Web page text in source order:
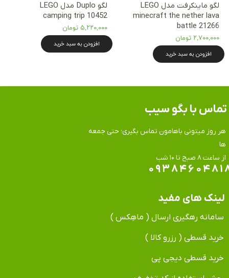
لگو ماینکرفت مدل LEGO
minecraft the nether lava
battle 21266
۲,۷۰۰,۰۰۰ تومان
افزودن به سبد خرید
لگو Duplo مدل LEGO
camping trip 10452
۵,۲۲۰,۰۰۰ تومان
افزودن به سبد خرید
هر روز میتونی باهامون تماس بگیری؛ حتی جمعه
ها
​​​​​​​از ساعت ۸ صبح تا ۱۰ شب
تماس​​​​​​​ با بگو سیب
لینک های مفید
سامانه رهگیری ارسال ( ماهِکس )
خرید قسطی ( رزرو کالا )
خرید قسطی دیجی پی